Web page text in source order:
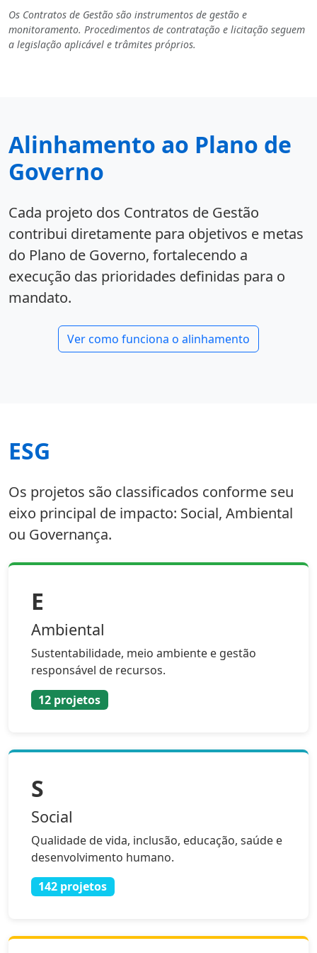
Os Contratos de Gestão são instrumentos de gestão e
monitoramento. Procedimentos de contratação e licitação seguem
a legislação aplicável e trâmites próprios.
Alinhamento ao Plano de
Governo
Cada projeto dos Contratos de Gestão
contribui diretamente para objetivos e metas
do Plano de Governo, fortalecendo a
execução das prioridades definidas para o
mandato.
Ver como funciona o alinhamento
ESG
Os projetos são classificados conforme seu
eixo principal de impacto: Social, Ambiental
ou Governança.
E
Ambiental
Sustentabilidade, meio ambiente e gestão
responsável de recursos.
12 projetos
S
Social
Qualidade de vida, inclusão, educação, saúde e
desenvolvimento humano.
142 projetos